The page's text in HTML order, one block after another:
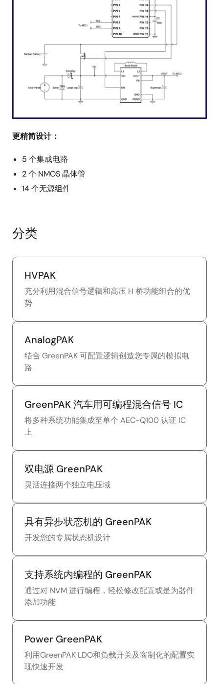
更精简设计：
5 个集成电路
2 个 NMOS 晶体管
14 个无源组件
分类
HVPAK
充分利用混合信号逻辑和高压 H 桥功能组合的优
势
AnalogPAK
结合 GreenPAK 可配置逻辑创造您专属的模拟电
路
GreenPAK 汽车用可编程混合信号 IC
将多种系统功能集成至单个 AEC-Q100 认证 IC
上
双电源 GreenPAK
灵活连接两个独立电压域
具有异步状态机的 GreenPAK
开发您的专属状态机设计
支持系统内编程的 GreenPAK
通过对 NVM 进行编程，轻松修改配置或是为器件
添加功能
Power GreenPAK
利用GreenPAK LDO和负载开关及客制化的配置实
现快速开发